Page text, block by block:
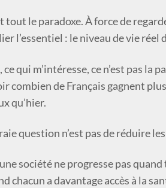
tout le paradoxe. À force de
l’essentiel : le niveau de vie réel
ce qui m’intéresse, ce n’est pas la
combien de Français gagnent
qu’hier.
question n’est pas de réduire
société ne progresse pas
chacun a davantage accès à la